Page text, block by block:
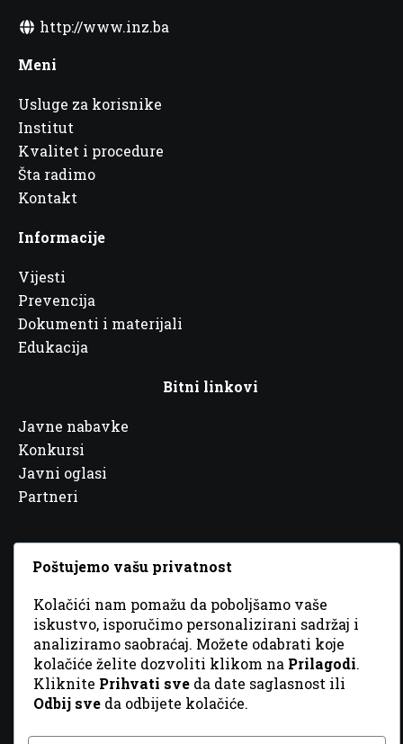
http://www.inz.ba
Meni
Usluge za korisnike
Institut
Kvalitet i procedure
Šta radimo
Kontakt
Informacije
Vijesti
Prevencija
Dokumenti i materijali
Edukacija
Bitni linkovi
Javne nabavke
Konkursi
Javni oglasi
Partneri
© 2026 Sva prava zadržana. DizajnGordonDM
Poštujemo vašu privatnost
Kolačići nam pomažu da poboljšamo vaše
iskustvo, isporučimo personalizirani sadržaj i
analiziramo saobraćaj. Možete odabrati koje
kolačiće želite dozvoliti klikom na Prilagodi.
Kliknite Prihvati sve da date saglasnost ili
Odbij sve da odbijete kolačiće.